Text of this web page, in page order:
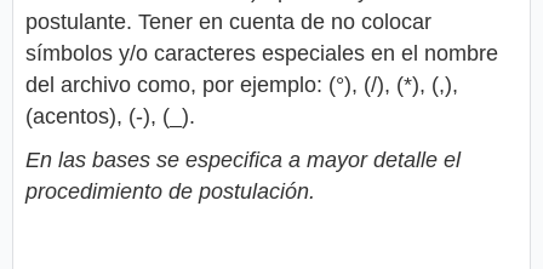
postulante. Tener en cuenta de no colocar
símbolos y/o caracteres especiales en el nombre
del archivo como, por ejemplo: (°), (/), (*), (,),
(acentos), (-), (_).
En las bases se especifica a mayor detalle el
procedimiento de postulación.